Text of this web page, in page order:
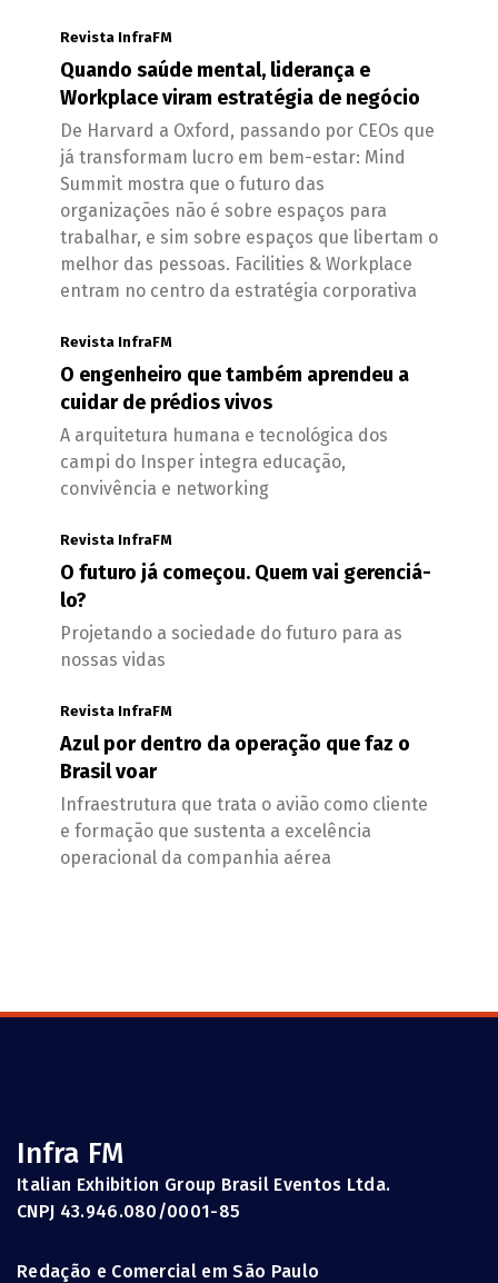
Revista InfraFM
Quando saúde mental, liderança e
Workplace viram estratégia de negócio
De Harvard a Oxford, passando por CEOs que
já transformam lucro em bem-estar: Mind
Summit mostra que o futuro das
organizações não é sobre espaços para
trabalhar, e sim sobre espaços que libertam o
melhor das pessoas. Facilities & Workplace
entram no centro da estratégia corporativa
Revista InfraFM
O engenheiro que também aprendeu a
cuidar de prédios vivos
A arquitetura humana e tecnológica dos
campi do Insper integra educação,
convivência e networking
Revista InfraFM
O futuro já começou. Quem vai gerenciá-
lo?
Projetando a sociedade do futuro para as
nossas vidas
Revista InfraFM
Azul por dentro da operação que faz o
Brasil voar
Infraestrutura que trata o avião como cliente
e formação que sustenta a excelência
operacional da companhia aérea
Infra FM
Italian Exhibition Group Brasil Eventos Ltda.
CNPJ 43.946.080/0001-85
Redação e Comercial em São Paulo